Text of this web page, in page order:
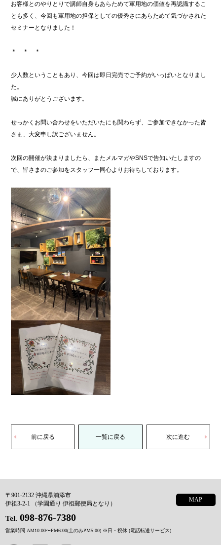
お客様とのやりとりで講師自身もあらためて軍用地の価値を再認識するこ
とも多く、今回も軍用地の担保としての優秀さにあらためて気づかされた
セミナーとなりました！
＊ ＊ ＊
少人数ということもあり、今回は即日完売でご予約がいっぱいとなりまし
た。
誠にありがとうございます。
せっかくお問い合わせをいただいたにも関わらず、ご参加できなかった皆
さま、大変申し訳ございません。
次回の開催が決まりましたら、またメルマガやSNSで告知いたしますの
で、皆さまのご参加をスタッフ一同心よりお待ちしております。
前に戻る 一覧に戻る 次に進む
〒901-2132 沖縄県浦添市
伊祖3-2-1 （学園通り 伊祖郵便局となり）
MAP
Tel. 098-876-7380
営業時間 AM10:00〜PM6:00(土のみPM5:00) ※日・祝休 (電話転送サービス)